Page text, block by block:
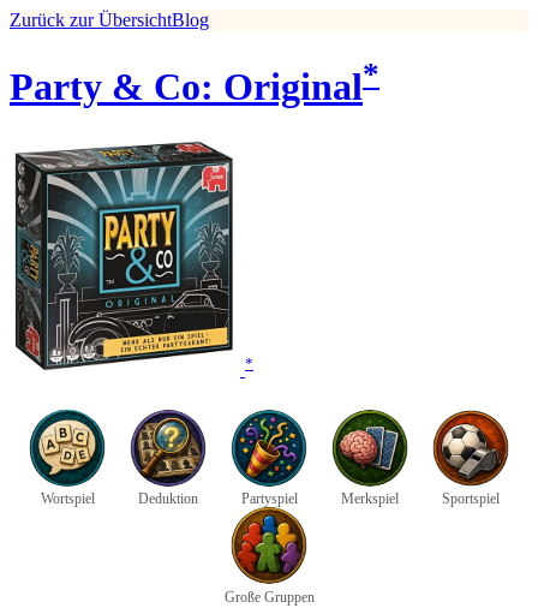
Zurück zur ÜbersichtBlog
Party & Co: Original*
*
Wortspiel Deduktion Partyspiel Merkspiel Sportspiel
Große Gruppen